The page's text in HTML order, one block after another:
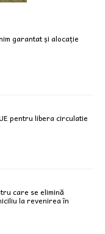
garantat și alocație
pentru libera circulatie
care se elimină
la revenirea în